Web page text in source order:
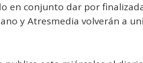
en conjunto dar por
y Atresmedia volverán a